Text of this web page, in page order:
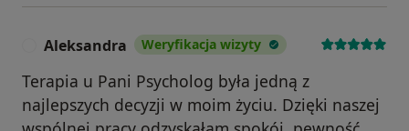
Aleksandra Weryfikacja wizyty
Terapia u Pani Psycholog była jedną z
najlepszych decyzji w moim życiu. Dzięki naszej